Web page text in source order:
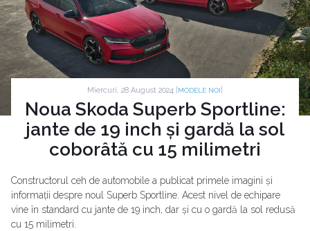
Miercuri, 28 August 2024 | MODELE NOI
Noua Skoda Superb Sportline:
jante de 19 inch și gardă la sol
coborâtă cu 15 milimetri
Constructorul ceh de automobile a publicat primele imagini și
informații despre noul Superb Sportline. Acest nivel de echipare
vine în standard cu jante de 19 inch, dar și cu o gardă la sol redusă
cu 15 milimetri.